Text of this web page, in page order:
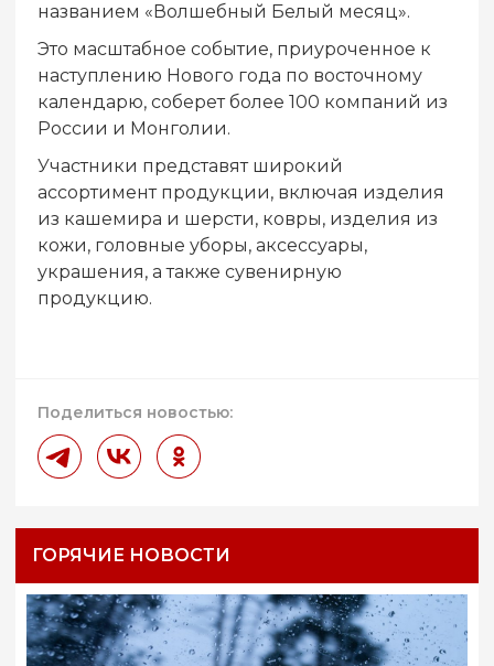
названием «Волшебный Белый месяц».
Это масштабное событие, приуроченное к
наступлению Нового года по восточному
календарю, соберет более 100 компаний из
России и Монголии.
Участники представят широкий
ассортимент продукции, включая изделия
из кашемира и шерсти, ковры, изделия из
кожи, головные уборы, аксессуары,
украшения, а также сувенирную
продукцию.
Поделиться новостью:
ГОРЯЧИЕ НОВОСТИ